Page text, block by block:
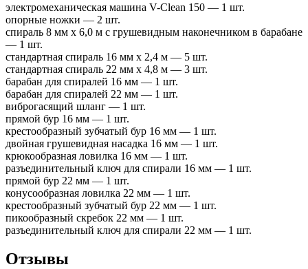
электромеханическая машина V-Clean 150 — 1 шт.
опорные ножки — 2 шт.
cпираль 8 мм х 6,0 м с грушевидным наконечником в барабане
— 1 шт.
стандартная спираль 16 мм х 2,4 м — 5 шт.
стандартная спираль 22 мм х 4,8 м — 3 шт.
барабан для спиралей 16 мм — 1 шт.
барабан для спиралей 22 мм — 1 шт.
виброгасящий шланг — 1 шт.
прямой бур 16 мм — 1 шт.
крестообразный зубчатый бур 16 мм — 1 шт.
двойная грушевидная насадка 16 мм — 1 шт.
крюкообразная ловилка 16 мм — 1 шт.
разъединительный ключ для спирали 16 мм — 1 шт.
прямой бур 22 мм — 1 шт.
конусообразная ловилка 22 мм — 1 шт.
крестообразный зубчатый бур 22 мм — 1 шт.
пикообразный скребок 22 мм — 1 шт.
разъединительный ключ для спирали 22 мм — 1 шт.
Отзывы